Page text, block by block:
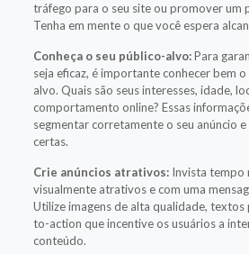
tráfego para o seu site ou promover um
Tenha em mente o que você espera
Conheça o seu público-alvo:Para
seja eficaz, é importante conhecer bem
alvo. Quais são seus interesses, idade,
comportamento online? Essas
segmentar corretamente o seu anúncio e
certas.
Crie anúncios atrativos:Invista tempo
visualmente atrativos e com uma
Utilize imagens de alta qualidade, textos
to-action que incentive os usuários a
conteúdo.